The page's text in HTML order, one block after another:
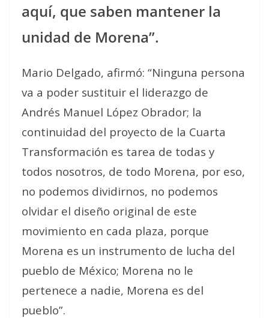
aquí, que saben mantener la
unidad de Morena”.
Mario Delgado, afirmó: “Ninguna persona
va a poder sustituir el liderazgo de
Andrés Manuel López Obrador; la
continuidad del proyecto de la Cuarta
Transformación es tarea de todas y
todos nosotros, de todo Morena, por eso,
no podemos dividirnos, no podemos
olvidar el diseño original de este
movimiento en cada plaza, porque
Morena es un instrumento de lucha del
pueblo de México; Morena no le
pertenece a nadie, Morena es del
pueblo”.